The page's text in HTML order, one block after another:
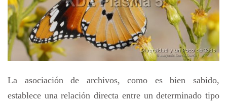
La asociación de archivos, como es bien sabido,
establece una relación directa entre un determinado tipo